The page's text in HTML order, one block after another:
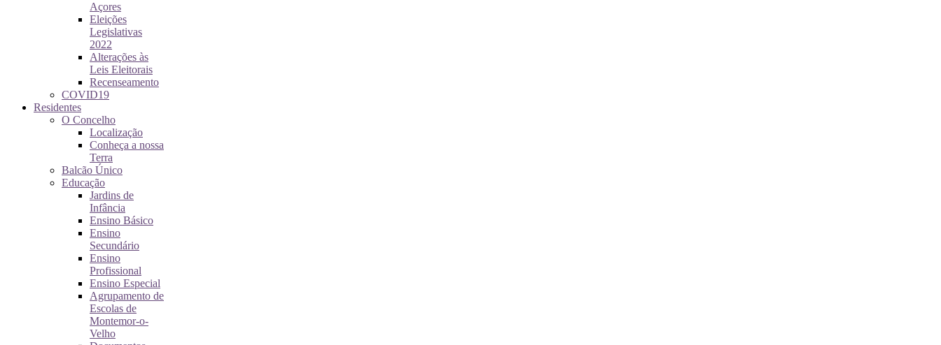
Açores
Eleições
Legislativas
2022
Alterações às
Leis Eleitorais
Recenseamento
COVID19
Residentes
O Concelho
Localização
Conheça a nossa
Terra
Balcão Único
Educação
Jardins de
Infância
Ensino Básico
Ensino
Secundário
Ensino
Profissional
Ensino Especial
Agrupamento de
Escolas de
Montemor-o-
Velho